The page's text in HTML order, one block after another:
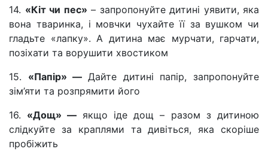
14. «Кіт чи пес» – запропонуйте дитині уявити, яка
вона тваринка, і мовчки чухайте її за вушком чи
гладьте «лапку». А дитина має мурчати, гарчати,
позіхати та ворушити хвостиком
15. «Папір» —Дайте дитині папір, запропонуйте
зім’яти та розпрямити його
16. «Дощ» — якщо іде дощ – разом з дитиною
слідкуйте за краплями та дивіться, яка скоріше
пробіжить